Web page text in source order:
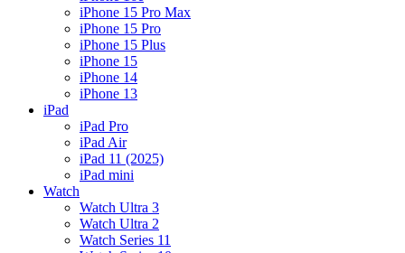
iPhone 15 Pro Max
iPhone 15 Pro
iPhone 15 Plus
iPhone 15
iPhone 14
iPhone 13
iPad
iPad Pro
iPad Air
iPad 11 (2025)
iPad mini
Watch
Watch Ultra 3
Watch Ultra 2
Watch Series 11